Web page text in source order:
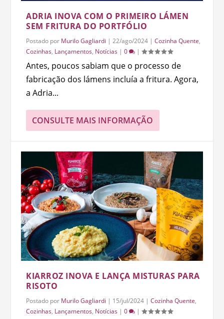
ADRIA INOVA COM O PRIMEIRO LÁMEN
SEM FRITURA DO PORTFÓLIO
Postado por Murilo Gagliardi |22/ago/2024 |Cozinha Quente,
Cozinhas, Lançamentos, Notícias |0 |
Antes, poucos sabiam que o processo de
fabricação dos lámens incluía a fritura. Agora,
a Adria...
CONSULTE MAIS INFORMAÇÃO
KIARROZ INOVA E LANÇA MISTURAS PARA
RISOTO
Postado por Murilo Gagliardi | 15/jul/2024 |Cozinha Quente,
Cozinhas, Lançamentos, Notícias |0 |